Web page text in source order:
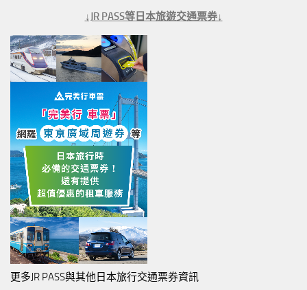
↓JR PASS等日本旅遊交通票券↓
更多JR PASS與其他日本旅行交通票券資訊